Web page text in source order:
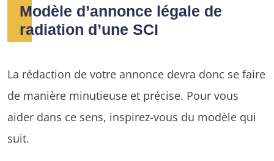
Modèle d’annonce légale de
radiation d’une SCI
La rédaction de votre annonce devra donc se faire
de manière minutieuse et précise. Pour vous
aider dans ce sens, inspirez-vous du modèle qui
suit.